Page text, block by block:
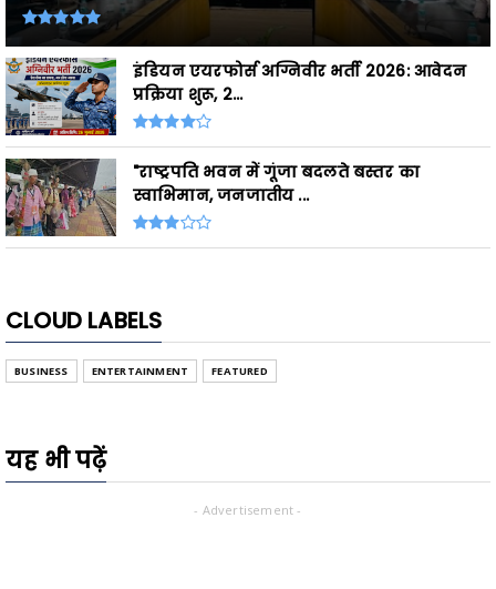
इंडियन एयरफोर्स अग्निवीर भर्ती 2026: आवेदन
प्रक्रिया शुरू, 2...
"राष्ट्रपति भवन में गूंजा बदलते बस्तर का
स्वाभिमान, जनजातीय ...
CLOUD LABELS
BUSINESS ENTERTAINMENT FEATURED
यह भी पढ़ें
- Advertisement -